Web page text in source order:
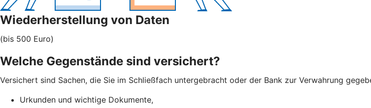
Wiederherstellung von Daten
(bis 500 Euro)
Welche Gegenstände sind versichert?
Versichert sind Sachen, die Sie im Schließfach untergebracht oder der Bank zur Verwahrung
Urkunden und wichtige Dokumente,